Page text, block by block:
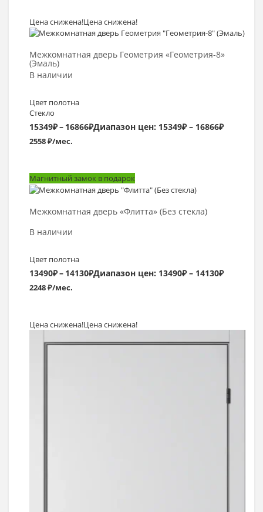
Цена снижена!Цена снижена!
Межкомнатная дверь Геометрия «Геометрия-8»
(Эмаль)
В наличии
Цвет полотна
Стекло
15349₽– 16866₽Диапазон цен: 15349₽ – 16866₽
2558 ₽/мес.
Выбрать >
Магнитный замок в подарок
Межкомнатная дверь «Флитта» (Без стекла)
В наличии
Цвет полотна
13490₽– 14130₽Диапазон цен: 13490₽ – 14130₽
2248 ₽/мес.
Выбрать >
Цена снижена!Цена снижена!
Выбрать >